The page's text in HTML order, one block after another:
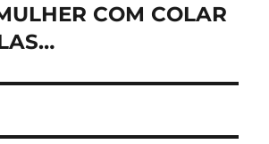
COM COLAR